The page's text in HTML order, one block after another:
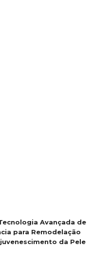
Avançada de
para Remodelação
da Pele